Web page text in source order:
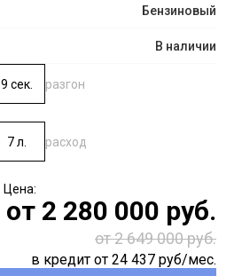
Бензиновый
В наличии
9 сек. разгон
7 л. расход
от 2 280 000 руб.
от 2 649 000 руб.
в кредит от 24 437 руб/мес.